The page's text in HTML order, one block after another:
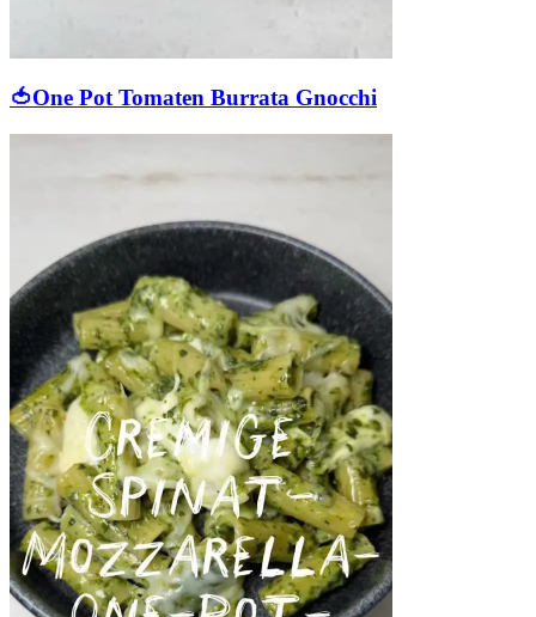
🍅One Pot Tomaten Burrata Gnocchi